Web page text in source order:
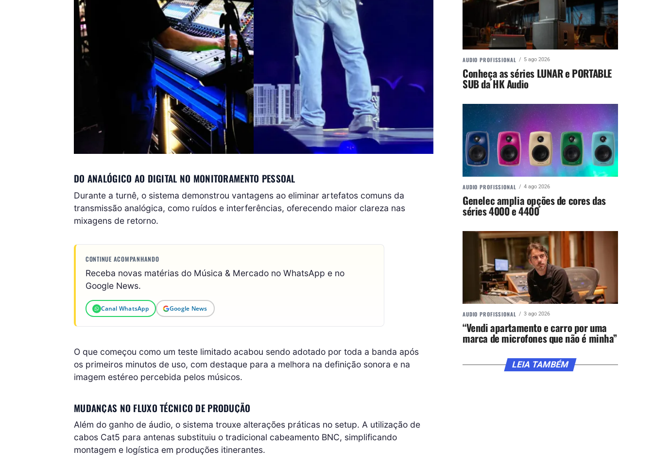
DO ANALÓGICO AO DIGITAL NO MONITORAMENTO PESSOAL
Durante a turnê, o sistema demonstrou vantagens ao eliminar artefatos comuns da
transmissão analógica, como ruídos e interferências, oferecendo maior clareza nas
mixagens de retorno.
CONTINUE ACOMPANHANDO
Receba novas matérias do Música & Mercado no WhatsApp e no
Google News.
Canal WhatsApp Google News
O que começou como um teste limitado acabou sendo adotado por toda a banda após
os primeiros minutos de uso, com destaque para a melhora na definição sonora e na
imagem estéreo percebida pelos músicos.
MUDANÇAS NO FLUXO TÉCNICO DE PRODUÇÃO
Além do ganho de áudio, o sistema trouxe alterações práticas no setup. A utilização de
cabos Cat5 para antenas substituiu o tradicional cabeamento BNC, simplificando
montagem e logística em produções itinerantes.
AUDIO PROFISSIONAL 5 ago 2026
Conheça as séries LUNAR e PORTABLE
SUB da HK Audio
AUDIO PROFISSIONAL 4 ago 2026
Genelec amplia opções de cores das
séries 4000 e 4400
AUDIO PROFISSIONAL 3 ago 2026
“Vendi apartamento e carro por uma
marca de microfones que não é minha”
LEIA TAMBÉM